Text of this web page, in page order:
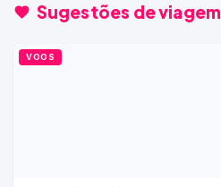
Sugestões de viagem
VOOS